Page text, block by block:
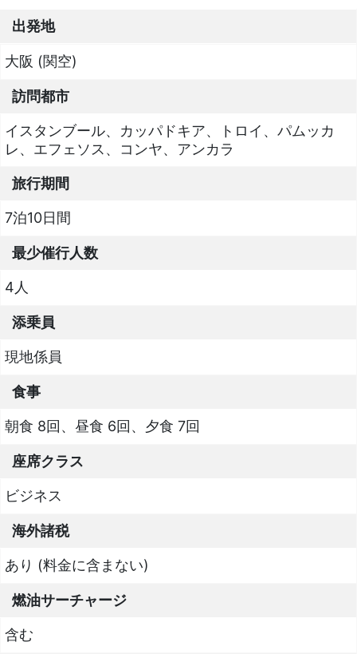
出発地
大阪 (関空)
訪問都市
イスタンブール、カッパドキア、トロイ、パムッカ
レ、エフェソス、コンヤ、アンカラ
旅行期間
7泊10日間
最少催行人数
4人
添乗員
現地係員
食事
朝食 8回、昼食 6回、夕食 7回
座席クラス
ビジネス
海外諸税
あり (料金に含まない)
燃油サーチャージ
含む